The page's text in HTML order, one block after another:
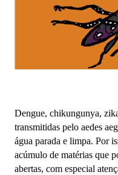
Dengue, chikungunya,
transmitidas pelo aedes
água parada e limpa. Por
acúmulo de matérias que
abertas, com especial